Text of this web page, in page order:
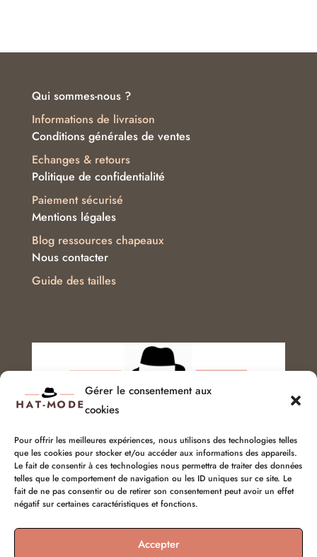
Gérer le consentement aux
cookies
Pour offrir les meilleures expériences, nous utilisons des technologies telles
que les cookies pour stocker et/ou accéder aux informations des appareils.
Le fait de consentir à ces technologies nous permettra de traiter des données
telles que le comportement de navigation ou les ID uniques sur ce site. Le
fait de ne pas consentir ou de retirer son consentement peut avoir un effet
négatif sur certaines caractéristiques et fonctions.
Accepter
Qui sommes-nous ?
Conditions générales de ventes
Politique de confidentialité
Mentions légales
Nous contacter
Informations de livraison
Echanges & retours
Paiement sécurisé
Blog ressources chapeaux
Guide des tailles
Service client :
06 51 04 04 85
chapellerie@hat-mode.com